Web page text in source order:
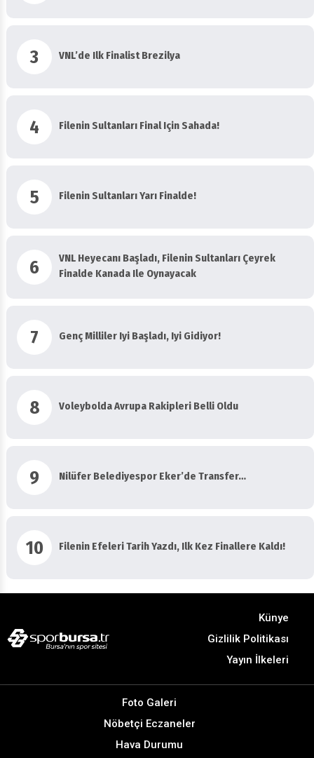
3 VNL’de Ilk Finalist Brezilya
4 Filenin Sultanları Final Için Sahada!
5 Filenin Sultanları Yarı Finalde!
6
VNL Heyecanı Başladı, Filenin Sultanları Çeyrek
Finalde Kanada Ile Oynayacak
7 Genç Milliler Iyi Başladı, Iyi Gidiyor!
8 Voleybolda Avrupa Rakipleri Belli Oldu
9 Nilüfer Belediyespor Eker’de Transfer…
10 Filenin Efeleri Tarih Yazdı, Ilk Kez Finallere Kaldı!
Künye
Gizlilik Politikası
Yayın İlkeleri
Foto Galeri
Nöbetçi Eczaneler
Hava Durumu